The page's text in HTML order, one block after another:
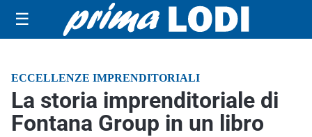
☰
ECCELLENZE IMPRENDITORIALI
La storia imprenditoriale di
Fontana Group in un libro